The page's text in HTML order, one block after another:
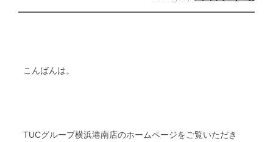
こんばんは。
TUCグループ横浜港南店のホームページをご覧いただき